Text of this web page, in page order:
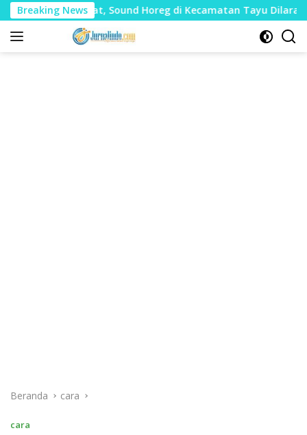
Langsung
ke
konten
Breaking News
Sound Horeg di Kecamatan Tayu Dilarang
Beranda cara
cara